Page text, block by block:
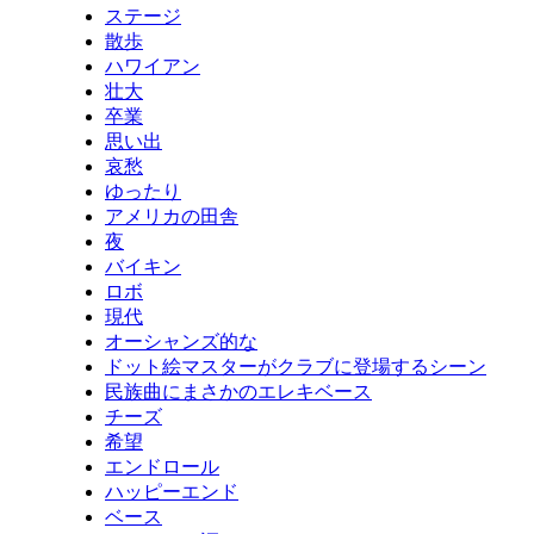
ステージ
散歩
ハワイアン
壮大
卒業
思い出
哀愁
ゆったり
アメリカの田舎
夜
バイキン
ロボ
現代
オーシャンズ的な
ドット絵マスターがクラブに登場するシーン
民族曲にまさかのエレキベース
チーズ
希望
エンドロール
ハッピーエンド
ベース